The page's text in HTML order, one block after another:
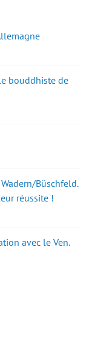
bouddhiste de
Büschfeld.
réussite !
avec le Ven.